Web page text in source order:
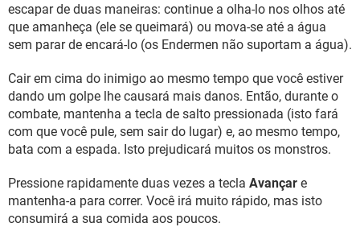
escapar de duas maneiras: continue a olha-lo nos olhos até
que amanheça (ele se queimará) ou mova-se até a água
sem parar de encará-lo (os Endermen não suportam a água).
Cair em cima do inimigo ao mesmo tempo que você estiver
dando um golpe lhe causará mais danos. Então, durante o
combate, mantenha a tecla de salto pressionada (isto fará
com que você pule, sem sair do lugar) e, ao mesmo tempo,
bata com a espada. Isto prejudicará muitos os monstros.
Pressione rapidamente duas vezes a tecla Avançar e
mantenha-a para correr. Você irá muito rápido, mas isto
consumirá a sua comida aos poucos.